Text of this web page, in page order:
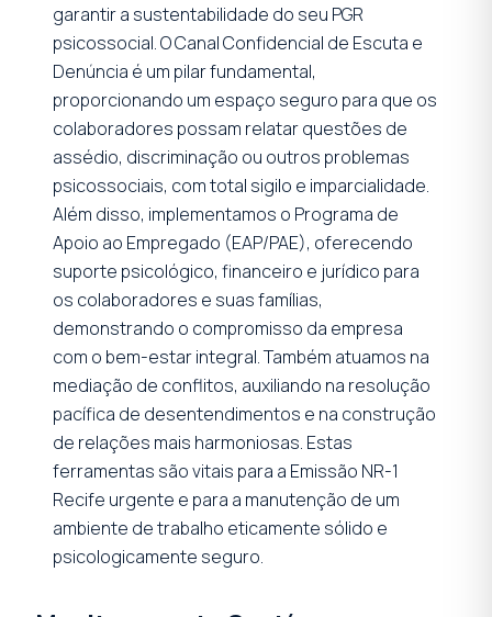
garantir a sustentabilidade do seu PGR
psicossocial. O Canal Confidencial de Escuta e
Denúncia é um pilar fundamental,
proporcionando um espaço seguro para que os
colaboradores possam relatar questões de
assédio, discriminação ou outros problemas
psicossociais, com total sigilo e imparcialidade.
Além disso, implementamos o Programa de
Apoio ao Empregado (EAP/PAE), oferecendo
suporte psicológico, financeiro e jurídico para
os colaboradores e suas famílias,
demonstrando o compromisso da empresa
com o bem-estar integral. Também atuamos na
mediação de conflitos, auxiliando na resolução
pacífica de desentendimentos e na construção
de relações mais harmoniosas. Estas
ferramentas são vitais para a Emissão NR-1
Recife urgente e para a manutenção de um
ambiente de trabalho eticamente sólido e
psicologicamente seguro.